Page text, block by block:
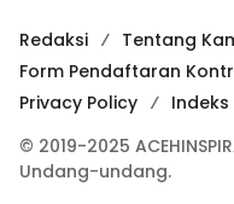
Redaksi Tentang
Form Pendaftaran
Privacy Policy
© 2019-2025
Undang-undang.